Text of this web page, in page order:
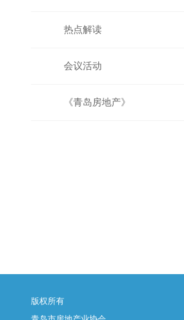
热点解读
会议活动
《青岛房地产》
版权所有